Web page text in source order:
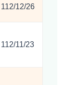
112/12/26
112/11/23